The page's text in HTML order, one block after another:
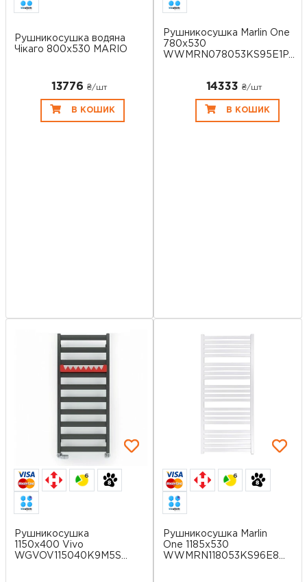
Рушникосушка водяна
Чікаго 800х530 MARIO
13776 ₴/шт
В КОШИК
Рушникосушка Marlin One
780x530
WWMRN078053KS95E1P...
14333 ₴/шт
В КОШИК
6
Рушникосушка
1150х400 Vivo
WGVOV115040K9M5SX
6
Рушникосушка Marlin
One 1185x530
WWMRN118053KS96E8...